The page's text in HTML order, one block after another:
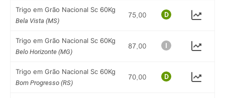
Trigo em Grão Nacional Sc 60Kg
Bela Vista (MS)
Trigo em Grão Nacional Sc 60Kg
Belo Horizonte (MG)
Trigo em Grão Nacional Sc 60Kg
Bom Progresso (RS)